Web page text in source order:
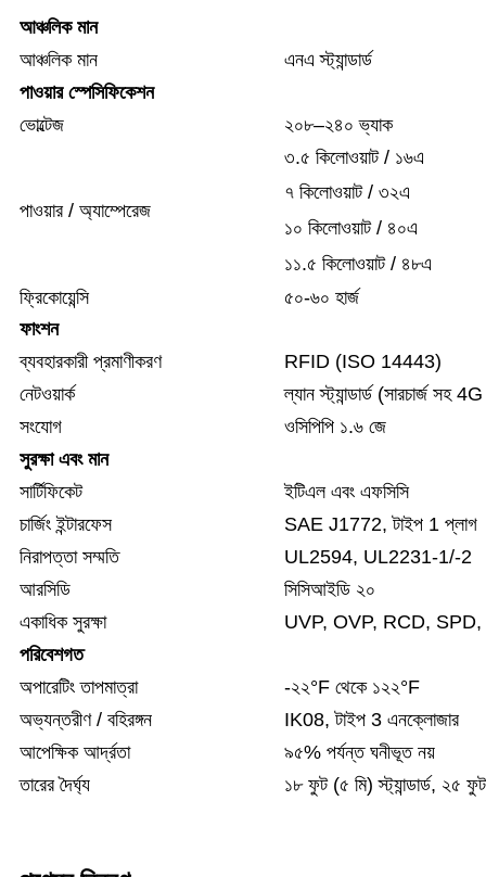
আঞ্চলিক মান
আঞ্চলিক মান
এনএ স্ট্যান্ডার্ড
পাওয়ার স্পেসিফিকেশন
ভোল্টেজ
২০৮–২৪০ ভ্যাক
পাওয়ার / অ্যাম্পেরেজ
৩.৫ কিলোওয়াট / ১৬এ
৭ কিলোওয়াট / ৩২এ
১০ কিলোওয়াট / ৪০এ
১১.৫ কিলোওয়াট / ৪৮এ
ফ্রিকোয়েন্সি
৫০-৬০ হার্জ
ফাংশন
ব্যবহারকারী প্রমাণীকরণ
RFID (ISO 14443)
নেটওয়ার্ক
ল্যান স্ট্যান্ডার্ড (সারচার্জ সহ
সংযোগ
ওসিপিপি ১.৬ জে
সুরক্ষা এবং মান
সার্টিফিকেট
ইটিএল এবং এফসিসি
চার্জিং ইন্টারফেস
SAE J1772, টাইপ 1 প্লাগ
নিরাপত্তা সম্মতি
UL2594, UL2231-1/-2
আরসিডি
সিসিআইডি ২০
একাধিক সুরক্ষা
UVP, OVP, RCD, SPD,
পরিবেশগত
অপারেটিং তাপমাত্রা
-২২°F থেকে ১২২°F
অভ্যন্তরীণ / বহিরঙ্গন
IK08, টাইপ 3 এনক্লোজার
আপেক্ষিক আর্দ্রতা
৯৫% পর্যন্ত ঘনীভূত নয়
তারের দৈর্ঘ্য
১৮ ফুট (৫ মি) স্ট্যান্ডার্ড, ২৫